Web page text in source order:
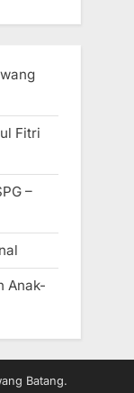
Fitri
–
Anak-
Batang.